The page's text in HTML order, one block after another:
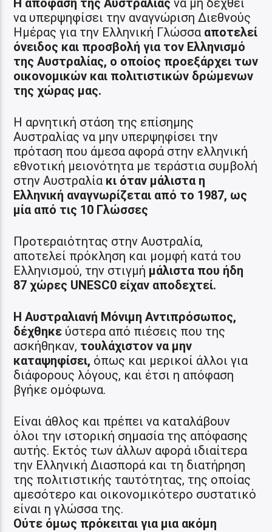
Η απόφαση της Αυστραλίας να μη δεχθεί
να υπερψηφίσει την αναγνώριση Διεθνούς
Ημέρας για την Ελληνική Γλώσσα αποτελεί
όνειδος και προσβολή για τον Ελληνισμό
της Αυστραλίας, ο οποίος προεξάρχει των
οικονομικών και πολιτιστικών δρώμενων
της χώρας μας.
Η αρνητική στάση της επίσημης
Αυστραλίας να μην υπερψηφίσει την
πρόταση που άμεσα αφορά στην ελληνική
εθνοτική μειονότητα με τεράστια συμβολή
στην Αυστραλία κι όταν μάλιστα η
Ελληνική αναγνωρίζεται από το 1987, ως
μία από τις 10 Γλώσσες
Προτεραιότητας στην Αυστραλία,
αποτελεί πρόκληση και μομφή κατά του
Ελληνισμού, την στιγμή μάλιστα που ήδη
87 χώρες UNESC0 είχαν αποδεχτεί.
Η Αυστραλιανή Μόνιμη Αντιπρόσωπος,
δέχθηκε ύστερα από πιέσεις που της
ασκήθηκαν, τουλάχιστον να μην
καταψηφίσει, όπως και μερικοί άλλοι για
διάφορους λόγους, και έτσι η απόφαση
βγήκε ομόφωνα.
Είναι άθλος και πρέπει να καταλάβουν
όλοι την ιστορική σημασία της απόφασης
αυτής. Εκτός των άλλων αφορά ιδιαίτερα
την Ελληνική Διασπορά και τη διατήρηση
της πολιτιστικής ταυτότητας, της οποίας
αμεσότερο και οικονομικότερο συστατικό
είναι η γλώσσα της.
Ούτε όμως πρόκειται για μια ακόμη